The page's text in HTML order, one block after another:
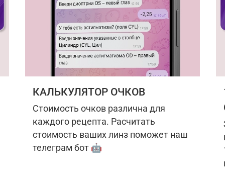
КАЛЬКУЛЯТОР ОЧКОВ
Стоимость очков различна для
каждого рецепта. Расчитать
стоимость ваших линз поможет наш
телеграм бот 🤖